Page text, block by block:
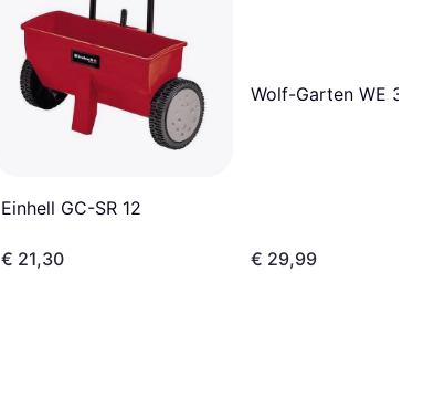
Einhell GC-SR 12
€ 21,30
Wolf-Garten WE 330
€ 29,99